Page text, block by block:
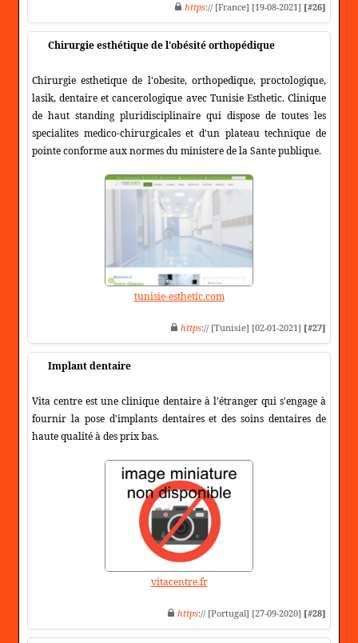
https:// [France] [19-08-2021] [#26]
Chirurgie esthétique de l'obésité orthopédique
Chirurgie esthetique de l'obesite, orthopedique, proctologique,
lasik, dentaire et cancerologique avec Tunisie Esthetic. Clinique
de haut standing pluridisciplinaire qui dispose de toutes les
specialites medico-chirurgicales et d'un plateau technique de
pointe conforme aux normes du ministere de la Sante publique.
tunisie-esthetic.com
https:// [Tunisie] [02-01-2021] [#27]
Implant dentaire
Vita centre est une clinique dentaire à l'étranger qui s'engage à
fournir la pose d'implants dentaires et des soins dentaires de
haute qualité à des prix bas.
vitacentre.fr
https:// [Portugal] [27-09-2020] [#28]